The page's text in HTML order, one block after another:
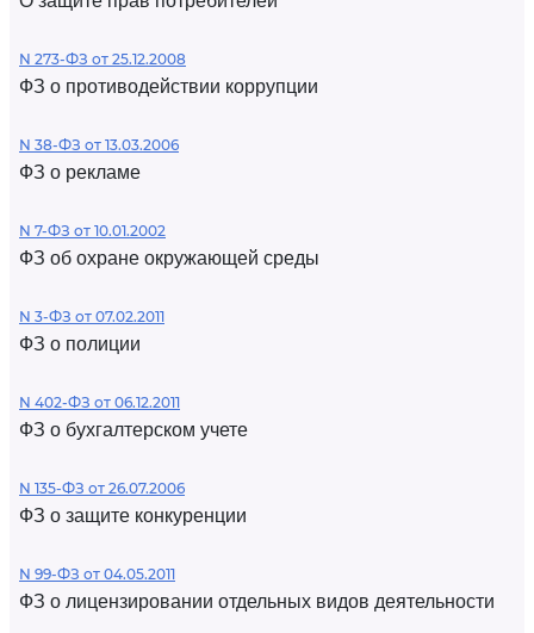
N 273-ФЗ от 25.12.2008
ФЗ о противодействии коррупции
N 38-ФЗ от 13.03.2006
ФЗ о рекламе
N 7-ФЗ от 10.01.2002
ФЗ об охране окружающей среды
N 3-ФЗ от 07.02.2011
ФЗ о полиции
N 402-ФЗ от 06.12.2011
ФЗ о бухгалтерском учете
N 135-ФЗ от 26.07.2006
ФЗ о защите конкуренции
N 99-ФЗ от 04.05.2011
ФЗ о лицензировании отдельных видов деятельности